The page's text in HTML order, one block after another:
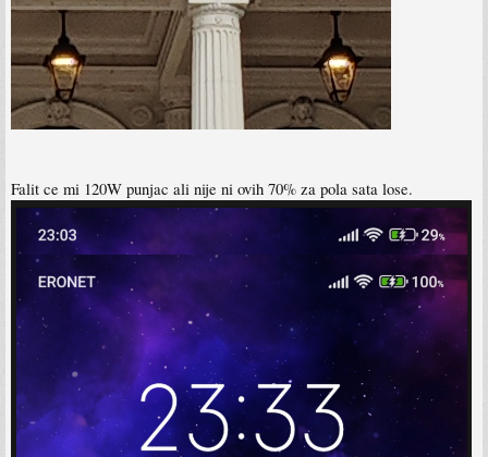
Falit ce mi 120W punjac ali nije ni ovih 70% za pola sata lose.